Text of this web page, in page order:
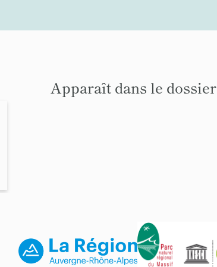
Apparaît dans le dossier